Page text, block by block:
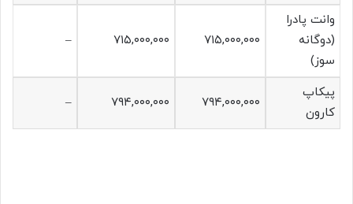
وانت پادرا
(دوگانه
سوز)
۷۱۵,۰۰۰,۰۰۰ ۷۱۵,۰۰۰,۰۰۰ –
پیکاپ
کارون
۷۹۴,۰۰۰,۰۰۰ ۷۹۴,۰۰۰,۰۰۰ –